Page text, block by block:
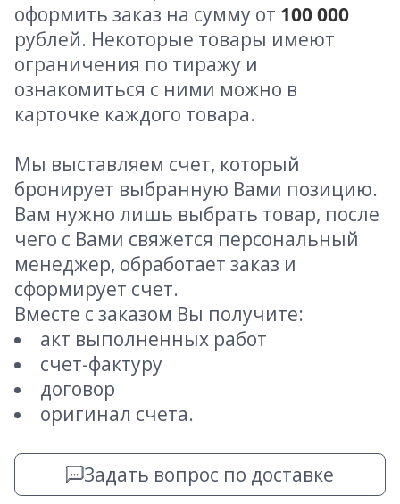
оформить заказ на сумму от 100 000
рублей. Некоторые товары имеют
ограничения по тиражу и
ознакомиться с ними можно в
карточке каждого товара.
Мы выставляем счет, который
бронирует выбранную Вами позицию.
Вам нужно лишь выбрать товар, после
чего с Вами свяжется персональный
менеджер, обработает заказ и
сформирует счет.
Вместе с заказом Вы получите:
акт выполненных работ
счет-фактуру
договор
оригинал счета.
Задать вопрос по доставке